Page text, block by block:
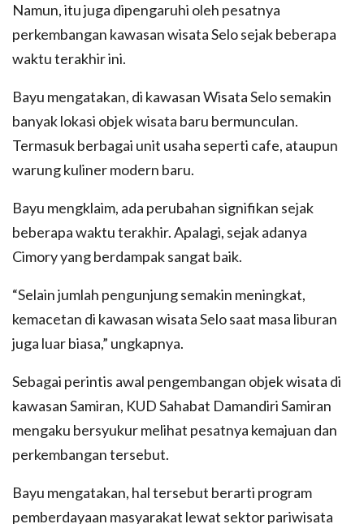
Namun, itu juga dipengaruhi oleh pesatnya
perkembangan kawasan wisata Selo sejak beberapa
waktu terakhir ini.
Bayu mengatakan, di kawasan Wisata Selo semakin
banyak lokasi objek wisata baru bermunculan.
Termasuk berbagai unit usaha seperti cafe, ataupun
warung kuliner modern baru.
Bayu mengklaim, ada perubahan signifikan sejak
beberapa waktu terakhir. Apalagi, sejak adanya
Cimory yang berdampak sangat baik.
“Selain jumlah pengunjung semakin meningkat,
kemacetan di kawasan wisata Selo saat masa liburan
juga luar biasa,” ungkapnya.
Sebagai perintis awal pengembangan objek wisata di
kawasan Samiran, KUD Sahabat Damandiri Samiran
mengaku bersyukur melihat pesatnya kemajuan dan
perkembangan tersebut.
Bayu mengatakan, hal tersebut berarti program
pemberdayaan masyarakat lewat sektor pariwisata